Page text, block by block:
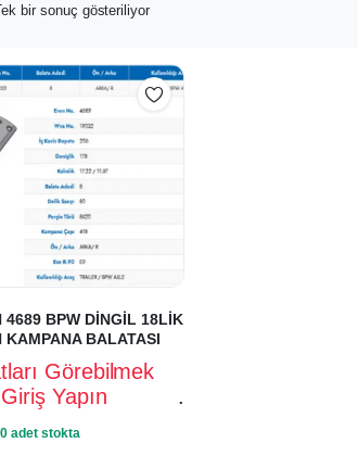
bir sonuç gösteriliyor
4689 BPW DİNGİL 18LİK
KAMPANA BALATASI
Görebilmek
Yapın
.
adet stokta